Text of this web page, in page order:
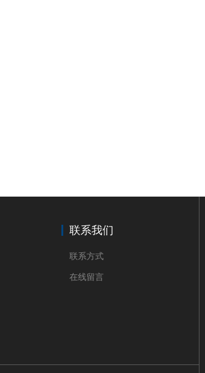
联系我们
联系方式
在线留言